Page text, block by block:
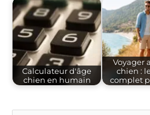
Calculateur d'âge
chien en humain
Voyager
chien :
complet